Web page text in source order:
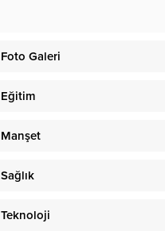
Foto Galeri
Eğitim
Manşet
Sağlık
Teknoloji